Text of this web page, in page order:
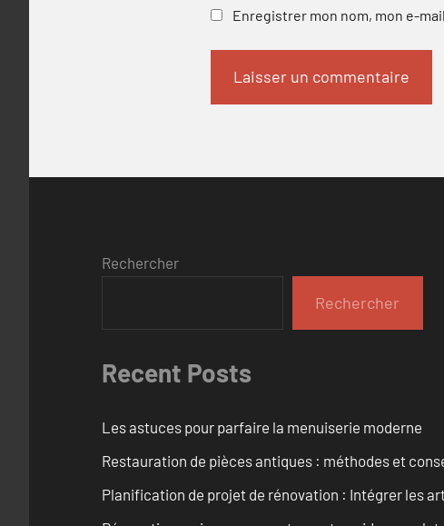
Enregistrer mon nom, mon e-
Rechercher
Rechercher
Recent Posts
Les astuces pour parfaire la menuiserie moderne
Restauration de pièces antiques : méthodes et
Planification de projet de rénovation : Intégrer les